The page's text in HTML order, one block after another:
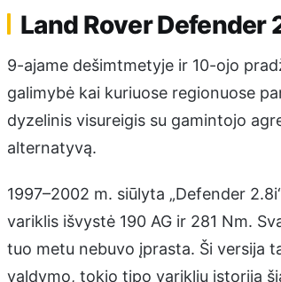
Land Rover Defender
9-ajame dešimtmetyje ir 10-ojo
galimybė kai kuriuose regionuose
dyzelinis visureigis su gamintojo
alternatyvą.
1997–2002 m. siūlyta „Defender
variklis išvystė 190 AG ir 281 Nm.
tuo metu nebuvo įprasta. Ši versija
valdymo, tokio tipo variklių istorija